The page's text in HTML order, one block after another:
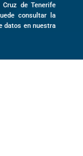
Cruz de Tenerife
consultar la
datos en nuestra